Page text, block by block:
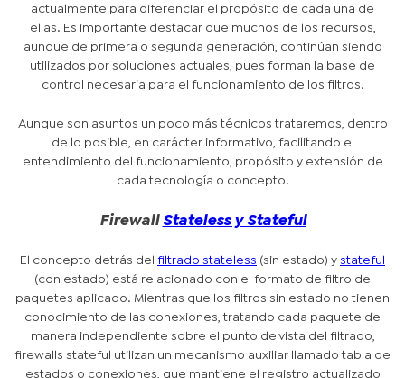
actualmente para diferenciar el propósito de cada una de
ellas. Es importante destacar que muchos de los recursos,
aunque de primera o segunda generación, continúan siendo
utilizados por soluciones actuales, pues forman la base de
control necesaria para el funcionamiento de los filtros.
Aunque son asuntos un poco más técnicos trataremos, dentro
de lo posible, en carácter informativo, facilitando el
entendimiento del funcionamiento, propósito y extensión de
cada tecnología o concepto.
Firewall Stateless y Stateful
El concepto detrás del filtrado stateless (sin estado) y stateful
(con estado) está relacionado con el formato de filtro de
paquetes aplicado. Mientras que los filtros sin estado no tienen
conocimiento de las conexiones, tratando cada paquete de
manera independiente sobre el punto de vista del filtrado,
firewalls stateful utilizan un mecanismo auxiliar llamado tabla de
estados o conexiones, que mantiene el registro actualizado